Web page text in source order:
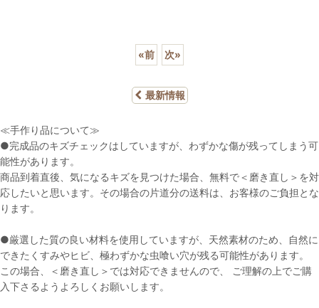
«前 次»
最新情報
≪手作り品について≫
●完成品のキズチェックはしていますが、わずかな傷が残ってしまう可
能性があります。
商品到着直後、気になるキズを見つけた場合、無料で＜磨き直し＞を対
応したいと思います。その場合の片道分の送料は、お客様のご負担とな
ります。
●厳選した質の良い材料を使用していますが、天然素材のため、自然に
できたくすみやヒビ、極わずかな虫喰い穴が残る可能性があります。
この場合、＜磨き直し＞では対応できませんので、 ご理解の上でご購
入下さるようよろしくお願いします。